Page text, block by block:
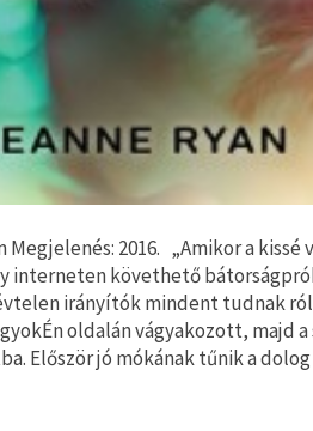
Megjelenés: 2016. „Amikor a kissé
interneten követhető
irányítók mindent tudnak
oldalán vágyakozott, majd
Először jó mókának tűnik a